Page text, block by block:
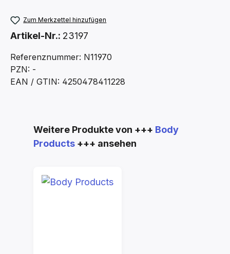
Zum Merkzettel hinzufügen
Artikel-Nr.: 23197
Referenznummer: N11970
PZN: -
EAN / GTIN: 4250478411228
Produktgalerie überspringen
Weitere Produkte von +++ Body
Products +++ ansehen